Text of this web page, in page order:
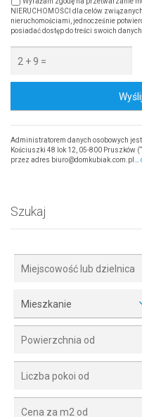
NIERUCHOMOŚCI dla celów
nieruchomościami, jednocześnie
posiadać dostęp do treści swoich
Administratorem danych osobowych
Kościuszki 48 lok 12, 05-800 Pruszków
przez adres biuro@domkubiak.com.pl…
Szukaj
Mieszkanie